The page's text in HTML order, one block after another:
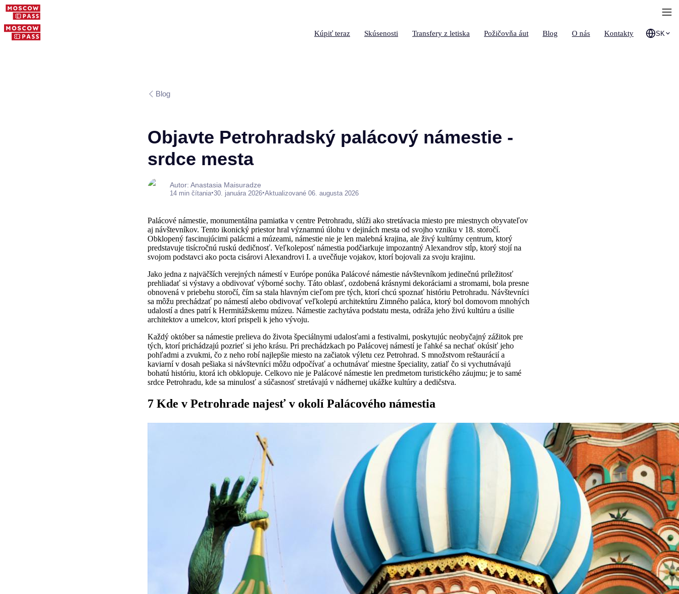
Kúpiť teraz Skúsenosti Transfery z letiska Požičovňa áut Blog O nás Kontakty SK
Blog
Objavte Petrohradský palácový námestie -
srdce mesta
Autor: Anastasia Maisuradze
14 min čítania•30. januára 2026•Aktualizované 06. augusta 2026
Palácové námestie, monumentálna pamiatka v centre Petrohradu, slúži ako stretávacia miesto pre miestnych obyvateľov
aj návštevníkov. Tento ikonický priestor hral významnú úlohu v dejinách mesta od svojho vzniku v 18. storočí.
Obklopený fascinujúcimi palácmi a múzeami, námestie nie je len malebná krajina, ale živý kultúrny centrum, ktorý
predstavuje tisícročnú ruskú dedičnosť. Veľkoleposť námestia podčiarkuje impozantný Alexandrov stĺp, ktorý stojí na
svojom podstavci ako pocta cisárovi Alexandrovi I. a uvečňuje vojakov, ktorí bojovali za svoju krajinu.
Jako jedna z najväčších verejných námestí v Európe ponúka Palácové námestie návštevníkom jedinečnú príležitosť
prehliadať si výstavy a obdivovať výborné sochy. Táto oblasť, ozdobená krásnymi dekoráciami a stromami, bola presne
obnovená v priebehu storočí, čím sa stala hlavným cieľom pre tých, ktorí chcú spoznať históriu Petrohradu. Návštevníci
sa môžu prechádzať po námestí alebo obdivovať veľkolepú architektúru Zimného paláca, ktorý bol domovom mnohých
udalostí a dnes patrí k Hermitážskemu múzeu. Námestie zachytáva podstatu mesta, odráža jeho živú kultúru a úsilie
architektov a umelcov, ktorí prispeli k jeho vývoju.
Každý október sa námestie prelieva do života špeciálnymi udalosťami a festivalmi, poskytujúc neobyčajný zážitok pre
tých, ktorí prichádzajú pozrieť si jeho krásu. Pri prechádzkach po Palácovej námestí je ľahké sa nechať okúsiť jeho
pohľadmi a zvukmi, čo z neho robí najlepšie miesto na začiatok výletu cez Petrohrad. S množstvom reštaurácií a
kaviarní v dosah pešiaka si návštevníci môžu odpočívať a ochutnávať miestne špeciality, zatiaľ čo si vychutnávajú
bohatú históriu, ktorá ich obklopuje. Celkovo nie je Palácové námestie len predmetom turistického záujmu; je to samé
srdce Petrohradu, kde sa minulosť a súčasnosť stretávajú v nádhernej ukážke kultúry a dedičstva.
7 Kde v Petrohrade najesť v okolí Palácového námestia